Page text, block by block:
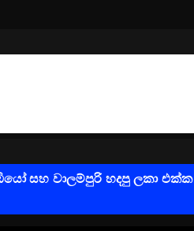
සහ වාලම්පුරි හදපු ලකා එක්ක